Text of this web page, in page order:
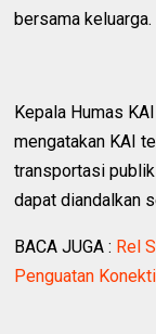
bersama keluarga.
Kepala Humas
mengatakan KAI
transportasi publik
dapat diandalkan
BACA JUGA : Rel
Penguatan